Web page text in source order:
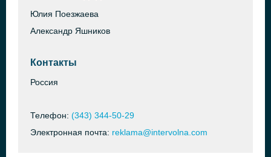
Юлия Поезжаева
Александр Яшников
Контакты
Россия
Телефон: (343) 344-50-29
Электронная почта: reklama@intervolna.com